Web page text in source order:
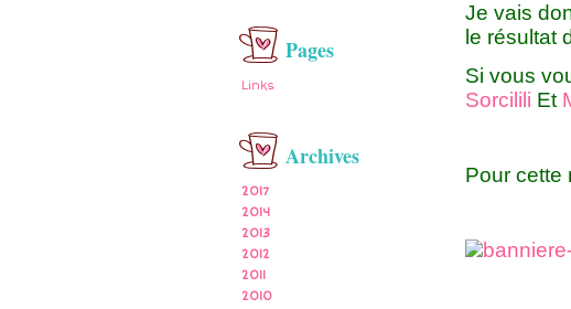
Pages
Links
Archives
2017
2014
2013
2012
2011
2010
Je vais
le résultat
Si vous
Sorcilili Et
Pour cette